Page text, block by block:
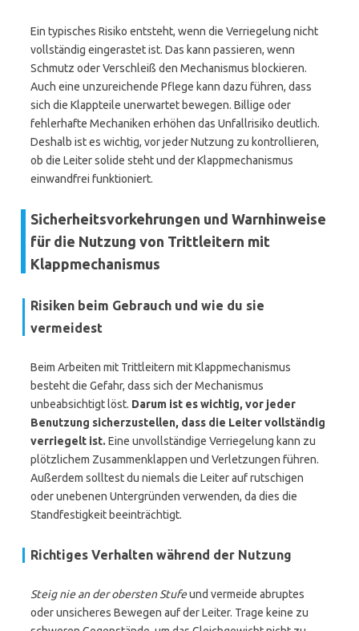
Ein typisches Risiko entsteht, wenn die Verriegelung nicht
vollständig eingerastet ist. Das kann passieren, wenn
Schmutz oder Verschleiß den Mechanismus blockieren.
Auch eine unzureichende Pflege kann dazu führen, dass
sich die Klappteile unerwartet bewegen. Billige oder
fehlerhafte Mechaniken erhöhen das Unfallrisiko deutlich.
Deshalb ist es wichtig, vor jeder Nutzung zu kontrollieren,
ob die Leiter solide steht und der Klappmechanismus
einwandfrei funktioniert.
Sicherheitsvorkehrungen und Warnhinweise
für die Nutzung von Trittleitern mit
Klappmechanismus
Risiken beim Gebrauch und wie du sie
vermeidest
Beim Arbeiten mit Trittleitern mit Klappmechanismus
besteht die Gefahr, dass sich der Mechanismus
unbeabsichtigt löst. Darum ist es wichtig, vor jeder
Benutzung sicherzustellen, dass die Leiter vollständig
verriegelt ist. Eine unvollständige Verriegelung kann zu
plötzlichem Zusammenklappen und Verletzungen führen.
Außerdem solltest du niemals die Leiter auf rutschigen
oder unebenen Untergründen verwenden, da dies die
Standfestigkeit beeinträchtigt.
Richtiges Verhalten während der Nutzung
Steig nie an der obersten Stufeund vermeide abruptes
oder unsicheres Bewegen auf der Leiter. Trage keine zu